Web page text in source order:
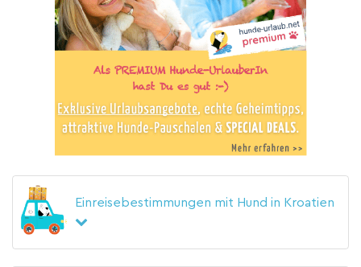
Einreisebestimmungen mit Hund in Kroatien